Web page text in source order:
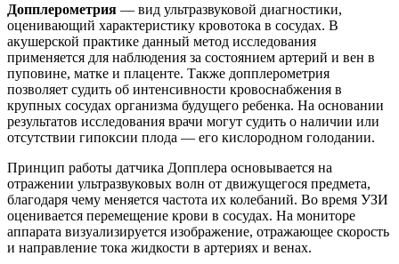
Допплерометрия — вид ультразвуковой диагностики,
оценивающий характеристику кровотока в сосудах. В
акушерской практике данный метод исследования
применяется для наблюдения за состоянием артерий и вен в
пуповине, матке и плаценте. Также допплерометрия
позволяет судить об интенсивности кровоснабжения в
крупных сосудах организма будущего ребенка. На основании
результатов исследования врачи могут судить о наличии или
отсутствии гипоксии плода — его кислородном голодании.
Принцип работы датчика Допплера основывается на
отражении ультразвуковых волн от движущегося предмета,
благодаря чему меняется частота их колебаний. Во время УЗИ
оценивается перемещение крови в сосудах. На мониторе
аппарата визуализируется изображение, отражающее скорость
и направление тока жидкости в артериях и венах.